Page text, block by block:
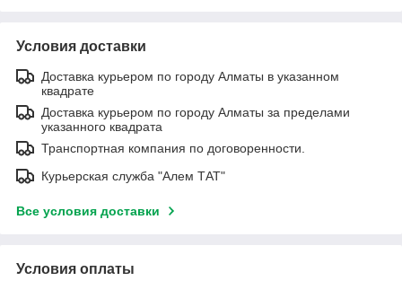
Условия доставки
Доставка курьером по городу Алматы в указанном
квадрате
Доставка курьером по городу Алматы за пределами
указанного квадрата
Транспортная компания по договоренности.
Курьерская служба "Алем ТАТ"
Все условия доставки
Условия оплаты